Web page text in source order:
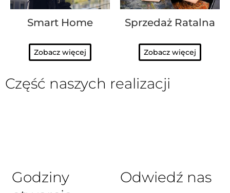
Smart Home
Zobacz więcej
Sprzedaż Ratalna
Zobacz więcej
Część naszych realizacji
Odwiedź nas
Godziny